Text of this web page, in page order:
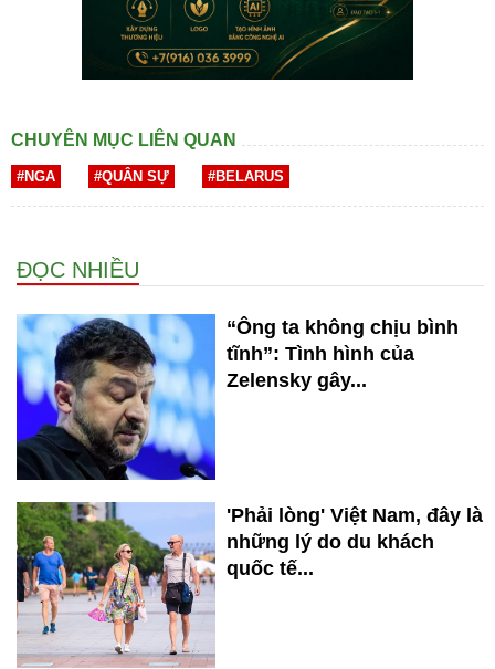
CHUYÊN MỤC LIÊN QUAN
#NGA #QUÂN SỰ #BELARUS
ĐỌC NHIỀU
“Ông ta không chịu bình
tĩnh”: Tình hình của
Zelensky gây...
'Phải lòng' Việt Nam, đây là
những lý do du khách
quốc tế...